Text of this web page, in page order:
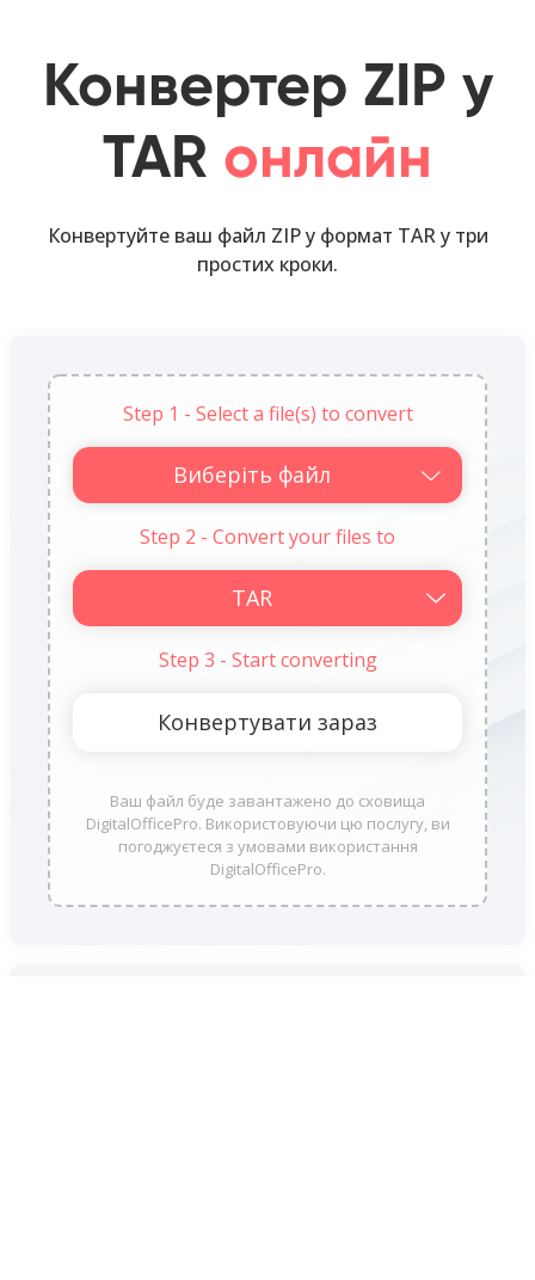
Конвертер ZIP у
TAR онлайн
Конвертуйте ваш файл ZIP у формат TAR у три
простих кроки.
Step 1 - Select a file(s) to convert
Виберіть файл
Step 2 - Convert your files to
Step 3 - Start converting
Ваш файл буде завантажено до сховища
DigitalOfficePro. Використовуючи цю послугу, ви
погоджуєтеся з умовами використання
DigitalOfficePro.